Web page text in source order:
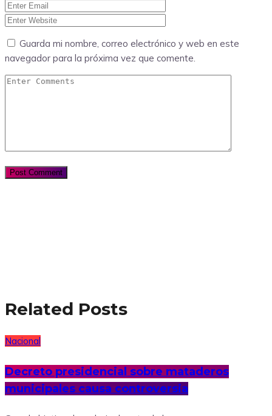
Guarda mi nombre, correo electrónico y web en este
navegador para la próxima vez que comente.
Related Posts
Nacional
Decreto presidencial sobre mataderos
municipales causa controversia